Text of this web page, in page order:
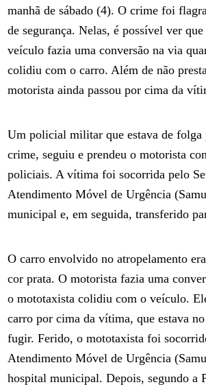
manhã de sábado (4). O crime foi
de segurança. Nelas, é possível ver
veículo fazia uma conversão na via
colidiu com o carro. Além de não
motorista ainda passou por cima da
Um policial militar que estava de folga
crime, seguiu e prendeu o motorista
policiais. A vítima foi socorrida pelo
Atendimento Móvel de Urgência
municipal e, em seguida, transferido
O carro envolvido no atropelamento
cor prata. O motorista fazia uma
o mototaxista colidiu com o veículo.
carro por cima da vítima, que estava
fugir. Ferido, o mototaxista foi
Atendimento Móvel de Urgência
hospital municipal. Depois, segundo